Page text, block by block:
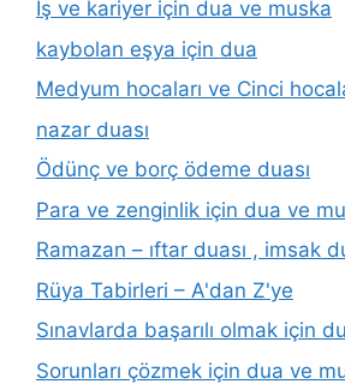
İş ve kariyer için dua ve muska
kaybolan eşya için dua
Medyum hocaları ve Cinci
nazar duası
Ödünç ve borç ödeme duası
Para ve zenginlik için dua ve
Ramazan – ıftar duası , imsak
Rüya Tabirleri – A'dan Z'ye
Sınavlarda başarılı olmak için
Sorunları çözmek için dua ve